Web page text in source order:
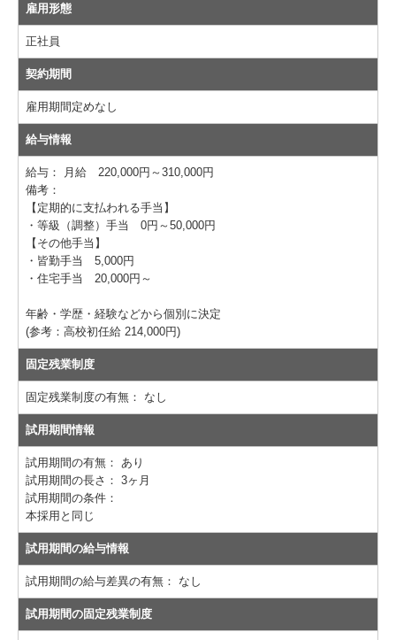
雇用形態
正社員
契約期間
雇用期間定めなし
給与情報
給与：
月給 220,000円～310,000円
備考：
【定期的に支払われる手当】
・等級（調整）手当 0円～50,000円
【その他手当】
・皆勤手当 5,000円
・住宅手当 20,000円～
年齢・学歴・経験などから個別に決定
(参考：高校初任給 214,000円)
固定残業制度
固定残業制度の有無： なし
試用期間情報
試用期間の有無： あり
試用期間の長さ： 3ヶ月
試用期間の条件：
本採用と同じ
試用期間の給与情報
試用期間の給与差異の有無： なし
試用期間の固定残業制度